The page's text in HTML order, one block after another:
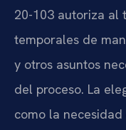
20-103 autoriza al
temporales de
y otros asuntos
del proceso. La
como la